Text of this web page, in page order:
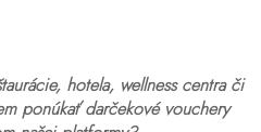
hotela, wellness centra či
ponúkať darčekové vouchery